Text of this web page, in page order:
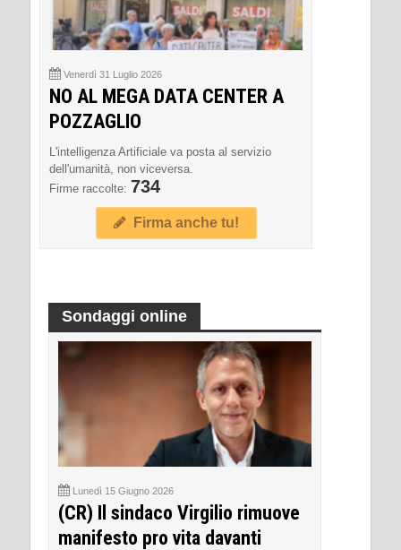
Venerdì 31 Luglio 2026
NO AL MEGA DATA CENTER A
POZZAGLIO
L'intelligenza Artificiale va posta al servizio
dell'umanità, non viceversa.
Firme raccolte: 734
Firma anche tu!
Sondaggi online
Lunedì 15 Giugno 2026
(CR) Il sindaco Virgilio rimuove
manifesto pro vita davanti